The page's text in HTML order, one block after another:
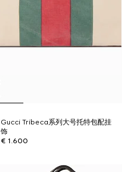
Gucci Tribeca系列大号托特包配挂
饰
€ 1.600